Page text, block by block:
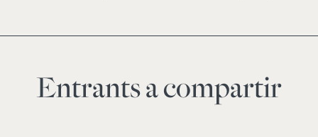
Entrants a compartir